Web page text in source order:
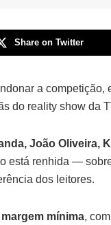
Share on Twitter
a competição,
do reality show da
João Oliveira,
está renhida —
dos leitores.
mínima,